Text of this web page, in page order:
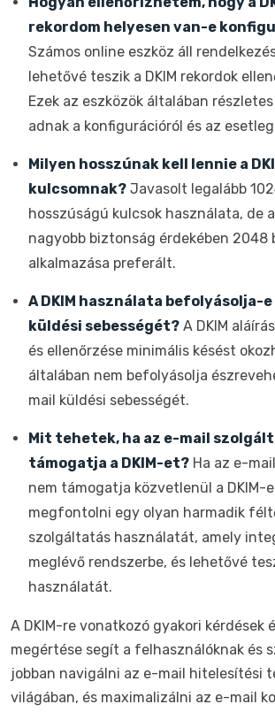
rekordom helyesen van-e
Számos online eszköz áll
lehetővé teszik a DKIM rekordok
Ezek az eszközök általában
adnak a konfigurációról és az
Milyen hosszúnak kell lennie a
kulcsomnak? Javasolt legalább
hosszúságú kulcsok használata, de
nagyobb biztonság érdekében 2048
alkalmazása preferált.
A DKIM használata befolyásolja-
küldési sebességét? A DKIM
és ellenőrzése minimális késést
általában nem befolyásolja
mail küldési sebességét.
Mit tehetek, ha az e-mail
támogatja a DKIM-et? Ha az e-
nem támogatja közvetlenül a DKIM-
megfontolni egy olyan harmadik
szolgáltatás használatát, amely
meglévő rendszerbe, és lehetővé
használatát.
A DKIM-re vonatkozó gyakori kérdések
megértése segít a felhasználóknak és
jobban navigálni az e-mail hitelesítési
világában, és maximalizálni az e-mail